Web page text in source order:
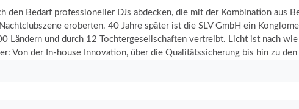
den Bedarf professioneller DJs abdecken, die mit der Kombination aus
eroberten. 40 Jahre später ist die SLV GmbH ein
Ländern und durch 12 Tochtergesellschaften vertreibt. Licht ist nach
Von der In-house Innovation, über die Qualitätssicherung bis hin zu den